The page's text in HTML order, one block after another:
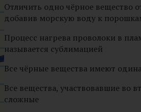
Отличить одно чёрное вещество
добавив морскую воду к
Процесс нагрева проволоки в
называется сублимацией
Все чёрные вещества имеют
Все вещества, участвовавшие во
сложные